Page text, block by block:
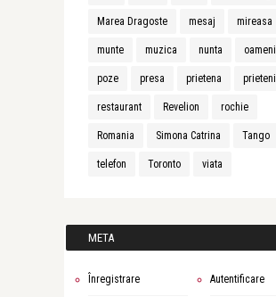
Marea Dragoste mesaj mireasa
munte muzica nunta oameni
poze presa prietena prieteni
restaurant Revelion rochie
Romania Simona Catrina Tango
telefon Toronto viata
META
Înregistrare Autentificare